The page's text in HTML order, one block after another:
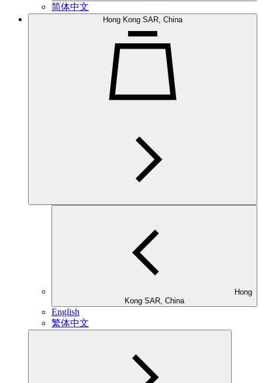
简体中文
Hong Kong SAR, China
Kong SAR, China
English
繁体中文